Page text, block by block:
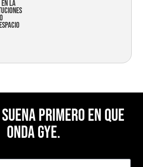
en la
primero en Que
Onda Gye.